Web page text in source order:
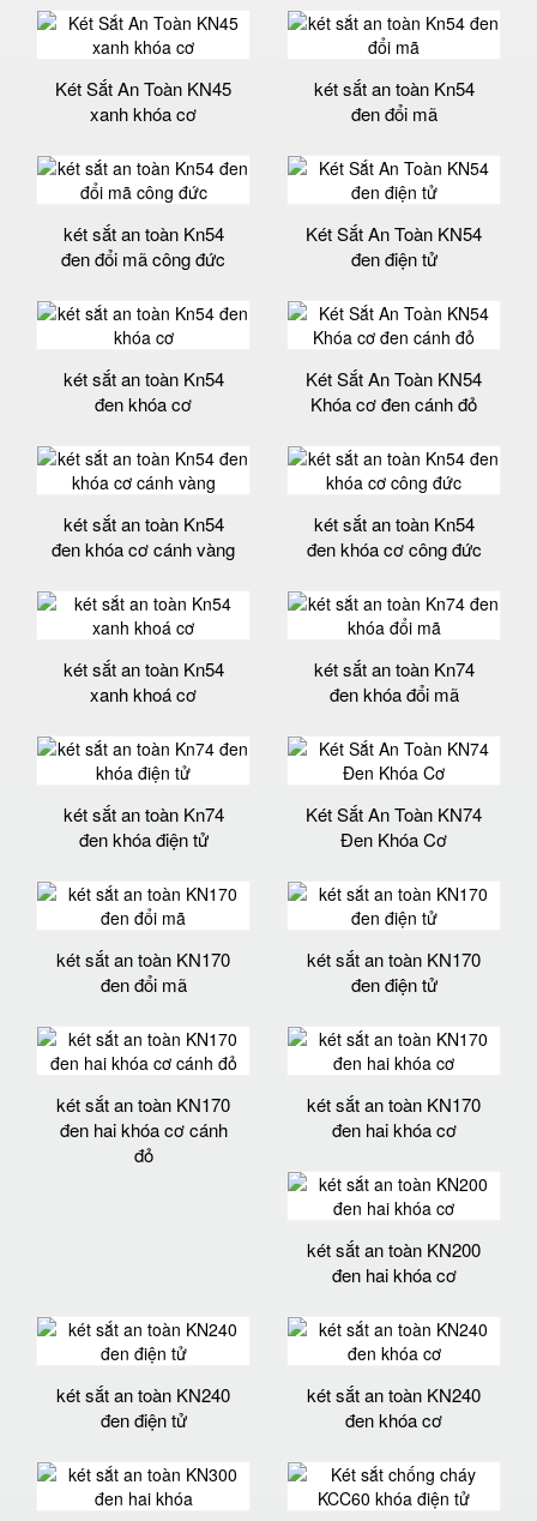
Két Sắt An Toàn KN45
xanh khóa cơ
két sắt an toàn Kn54
đen đổi mã
két sắt an toàn Kn54
đen đổi mã công đức
Két Sắt An Toàn KN54
đen điện tử
két sắt an toàn Kn54
đen khóa cơ
Két Sắt An Toàn KN54
Khóa cơ đen cánh đỏ
két sắt an toàn Kn54
đen khóa cơ cánh vàng
két sắt an toàn Kn54
đen khóa cơ công đức
két sắt an toàn Kn54
xanh khoá cơ
két sắt an toàn Kn74
đen khóa đổi mã
két sắt an toàn Kn74
đen khóa điện tử
Két Sắt An Toàn KN74
Đen Khóa Cơ
két sắt an toàn KN170
đen đổi mã
két sắt an toàn KN170
đen điện tử
két sắt an toàn KN170
đen hai khóa cơ cánh
đỏ
két sắt an toàn KN170
đen hai khóa cơ
két sắt an toàn KN200
đen hai khóa cơ
két sắt an toàn KN240
đen điện tử
két sắt an toàn KN240
đen khóa cơ